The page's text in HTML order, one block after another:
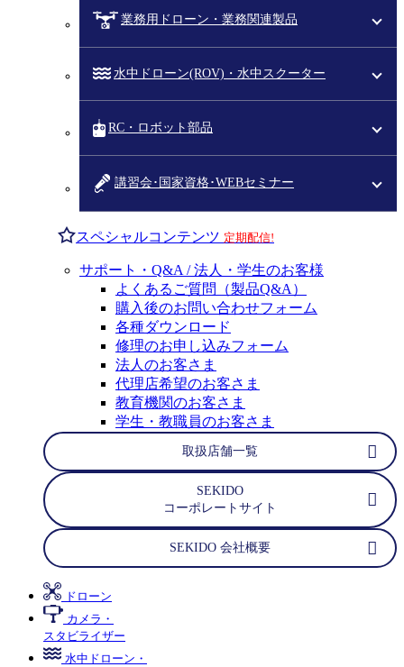
業務用ドローン・業務関連製品
水中ドローン(ROV)・水中スクーター
RC・ロボット部品
講習会･国家資格･WEBセミナー
スペシャルコンテンツ 定期配信!
サポート・Q&A / 法人・学生のお客様
よくあるご質問（製品Q&A）
購入後のお問い合わせフォーム
各種ダウンロード
修理のお申し込みフォーム
法人のお客さま
代理店希望のお客さま
教育機関のお客さま
学生・教職員のお客さま
取扱店舗一覧
SEKIDO
コーポレートサイト
SEKIDO 会社概要
ドローン
カメラ・
スタビライザー
水中ドローン・